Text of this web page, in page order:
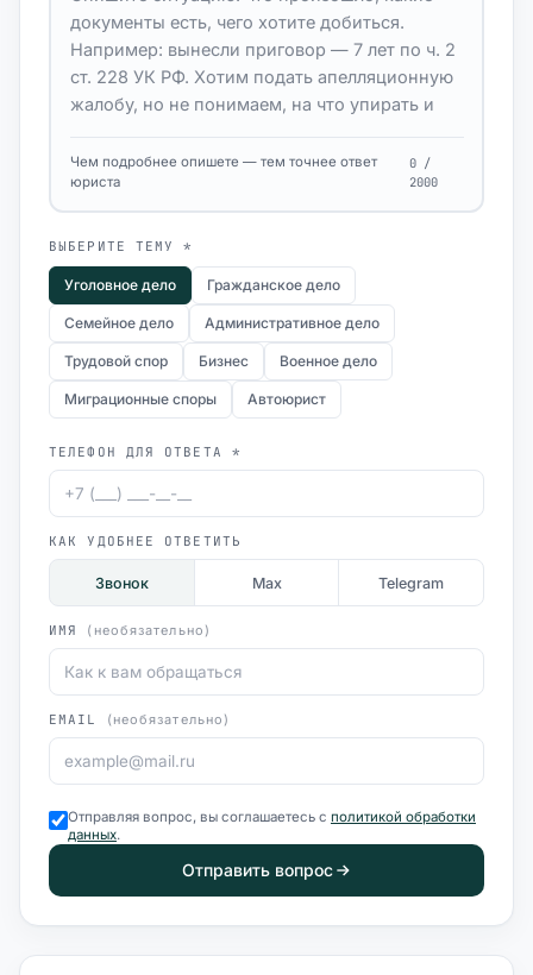
Чем подробнее опишете — тем точнее ответ
юриста
0 /
2000
ВЫБЕРИТЕ ТЕМУ *
Уголовное дело Гражданское дело
Семейное дело Административное дело
Трудовой спор Бизнес Военное дело
Миграционные споры Автоюрист
ТЕЛЕФОН ДЛЯ ОТВЕТА *
КАК УДОБНЕЕ ОТВЕТИТЬ
Звонок Max Telegram
ИМЯ (необязательно)
EMAIL (необязательно)
Отправляя вопрос, вы соглашаетесь с политикой обработки
данных.
Отправить вопрос